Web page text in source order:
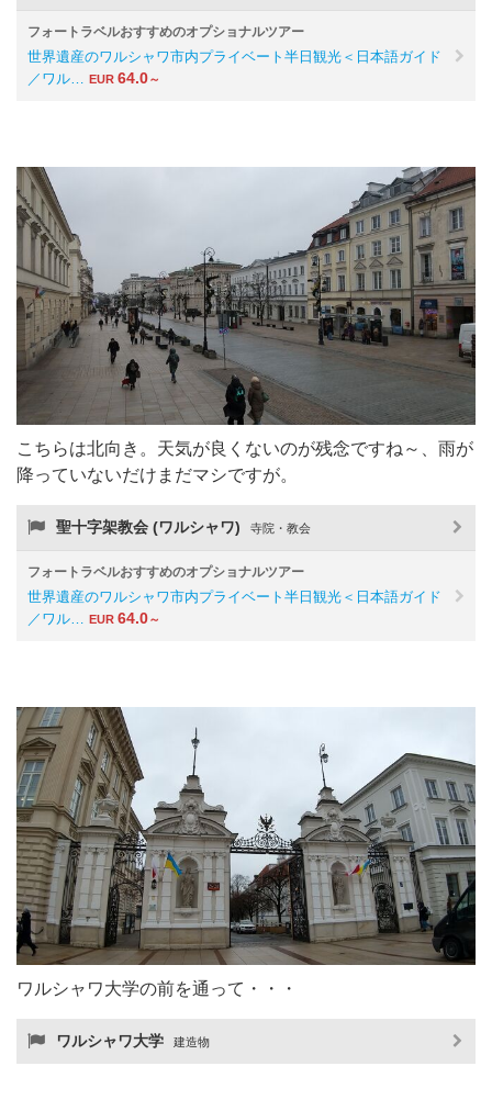
フォートラベルおすすめのオプショナルツアー
世界遺産のワルシャワ市内プライベート半日観光＜日本語ガイド
／ワル… EUR 64.0～
こちらは北向き。天気が良くないのが残念ですね～、雨が
降っていないだけまだマシですが。
聖十字架教会 (ワルシャワ) 寺院・教会
フォートラベルおすすめのオプショナルツアー
世界遺産のワルシャワ市内プライベート半日観光＜日本語ガイド
／ワル…
EUR 64.0～
ワルシャワ大学の前を通って・・・
ワルシャワ大学 建造物